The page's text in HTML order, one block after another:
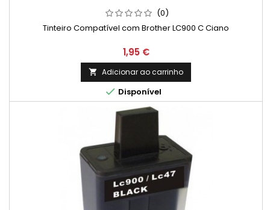
(0)
Tinteiro Compatível com Brother LC900 C Ciano
Preço
1,95 €
 Adicionar ao carrinho
 Disponível